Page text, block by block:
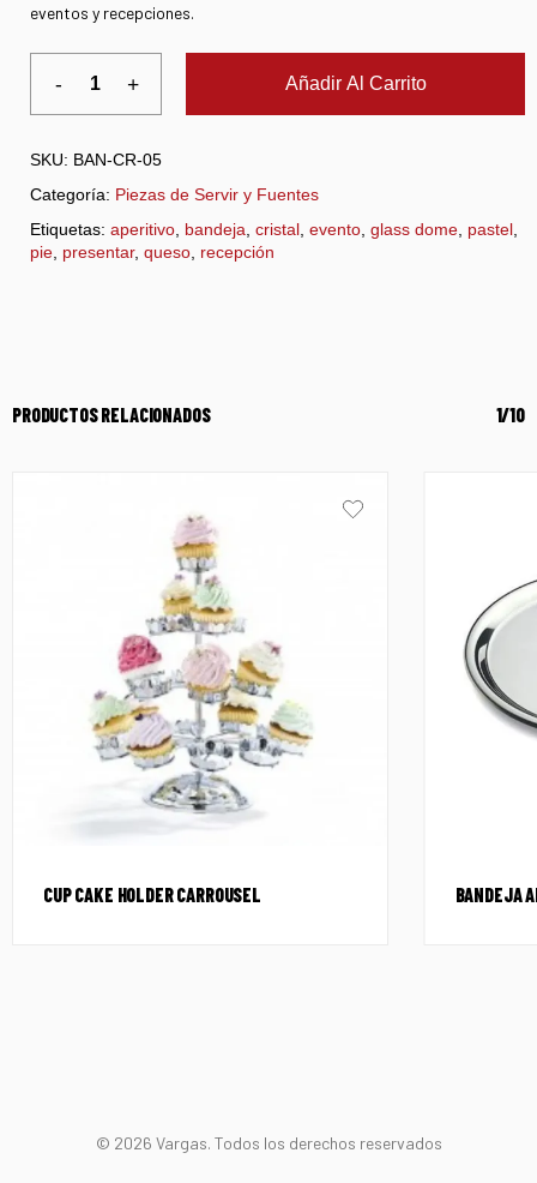
eventos y recepciones.
Añadir Al Carrito
SKU: BAN-CR-05
Categoría: Piezas de Servir y Fuentes
Etiquetas: aperitivo bandeja cristal evento glass dome pastel
pie presentar, queso recepción
PRODUCTOS RELACIONADOS 1/10
CUP CAKE HOLDER CARROUSEL BANDEJA
© 2026 Vargas. Todos los derechos reservados